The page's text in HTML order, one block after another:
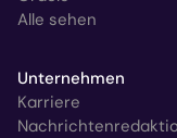
Alle sehen
Unternehmen
Karriere